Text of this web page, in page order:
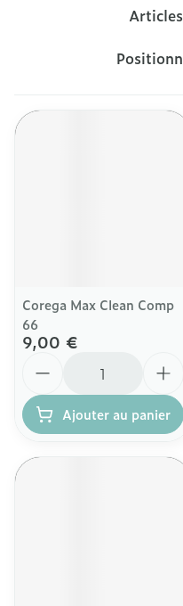
Articles
Trier par:
Corega Max Clean Comp
66
9,00 €
Ajouter au panier